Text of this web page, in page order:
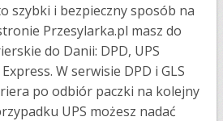
szybki i bezpieczny sposób na
Przesylarka.pl masz do
do Danii: DPD, UPS
W serwisie DPD i GLS
po odbiór paczki na kolejny
UPS możesz nadać